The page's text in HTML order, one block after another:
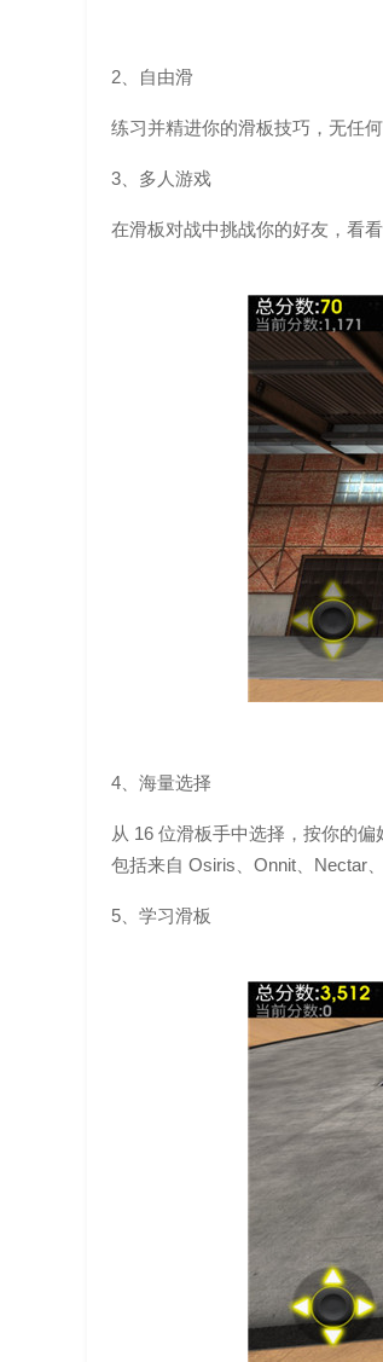
2、自由滑
练习并精进你的滑板技巧，无任何
3、多人游戏
在滑板对战中挑战你的好友，看
4、海量选择
从 16 位滑板手中选择，按你的
包括来自 Osiris、Onnit、Nectar
5、学习滑板